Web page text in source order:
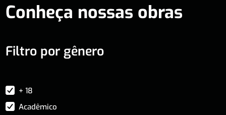
Conheça nossas obras
Filtro por gênero
+ 18
Acadêmico